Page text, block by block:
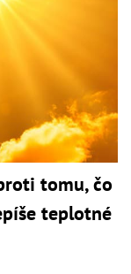
tomu, čo
teplotné